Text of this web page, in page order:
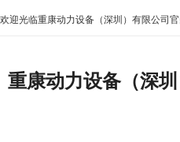
欢迎光临重康动力设备（深圳）有限公司官
重康动力设备（深